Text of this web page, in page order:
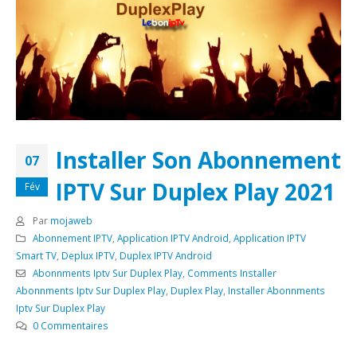
07
Fév
Installer Son Abonnement
IPTV Sur Duplex Play 2021
Par mojaweb
Abonnement IPTV, Application IPTV Android Application IPTV
Smart TV Deplux IPTV Duplex IPTV Android
Abonnments Iptv Sur Duplex Play, Comments Installer
Abonnments Iptv Sur Duplex Play Duplex Play Installer Abonnments
Iptv Sur Duplex Play
0 Commentaires